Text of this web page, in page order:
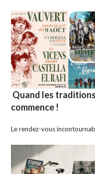
Quand les
commence !
Le rendez-vous